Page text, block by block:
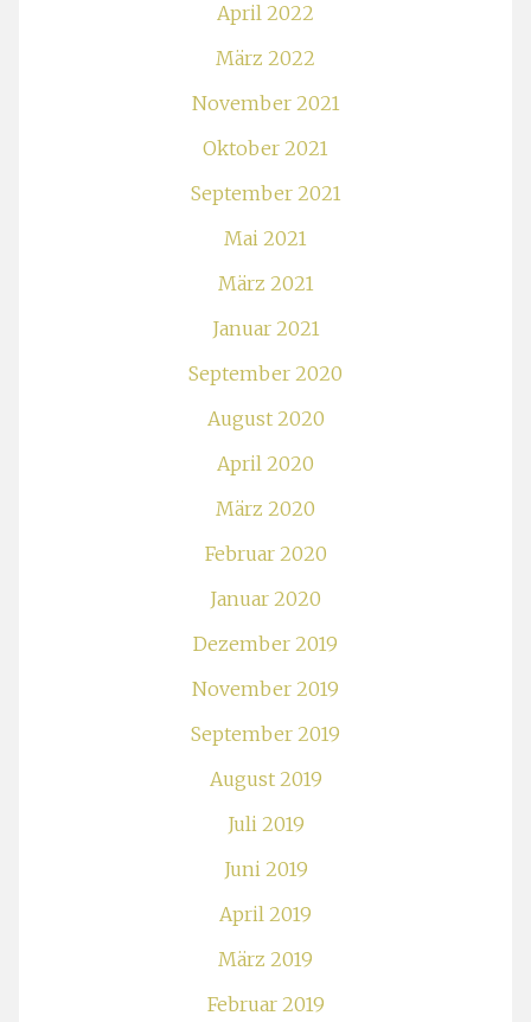
April 2022
März 2022
November 2021
Oktober 2021
September 2021
Mai 2021
März 2021
Januar 2021
September 2020
August 2020
April 2020
März 2020
Februar 2020
Januar 2020
Dezember 2019
November 2019
September 2019
August 2019
Juli 2019
Juni 2019
April 2019
März 2019
Februar 2019